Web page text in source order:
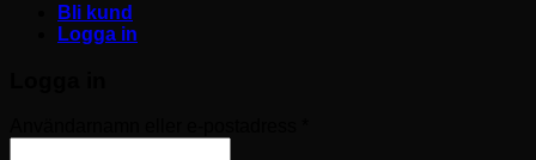
Bli kund
Logga in